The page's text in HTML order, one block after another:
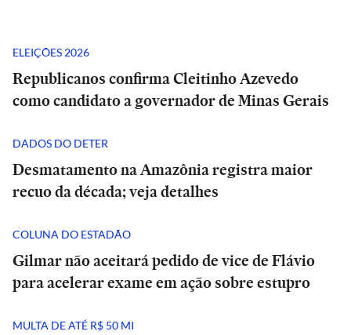
ELEIÇÕES 2026
Republicanos confirma Cleitinho Azevedo
como candidato a governador de Minas Gerais
DADOS DO DETER
Desmatamento na Amazônia registra maior
recuo da década; veja detalhes
COLUNA DO ESTADÃO
Gilmar não aceitará pedido de vice de Flávio
para acelerar exame em ação sobre estupro
MULTA DE ATÉ R$ 50 MI